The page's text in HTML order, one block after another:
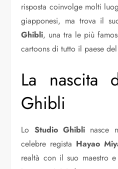
risposta coinvolge molti
giapponesi, ma trova il
Ghibli, una tra le più
cartoons di tutto il paese
La nascita
Ghibli
Lo Studio Ghiblinasce
celebre regista Hayao
realtà con il suo maestro e